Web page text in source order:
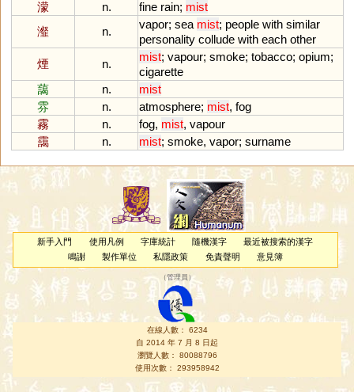
濛
n. fine rain; mist
瀣
n.
vapor; sea mist; people with similar
personality collude with each other
煙
n.
mist; vapour; smoke; tobacco; opium;
cigarette
藹
n.
mist
雰
n. atmosphere; mist, fog
霧
n. fog, mist, vapour
靄
n. mist; smoke, vapor; surname
新手入門 使用凡例 字庫統計 隨機漢字
最近被搜索的漢字
鳴謝
製作單位 私隱政策 免責聲明 意見簿
（管理員 ）
在線人數： 6234
自 2014 年 7 月 8 日起
瀏覽人數： 80088796
使用次數： 293958942